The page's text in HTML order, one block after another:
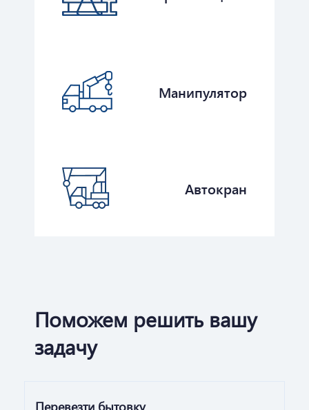
Манипулятор
Автокран
Поможем решить вашу
задачу
Перевезти бытовку